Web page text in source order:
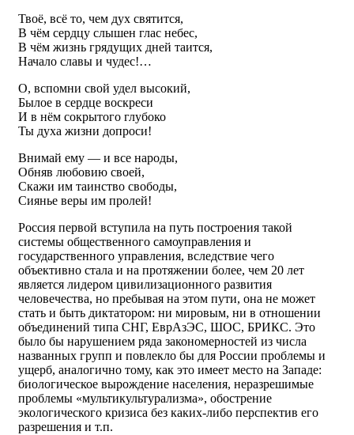
Твоё, всё то, чем дух святится,
В чём сердцу слышен глас небес,
В чём жизнь грядущих дней таится,
Начало славы и чудес!…
О, вспомни свой удел высокий,
Былое в сердце воскреси
И в нём сокрытого глубоко
Ты духа жизни допроси!
Внимай ему — и все народы,
Обняв любовию своей,
Скажи им таинство свободы,
Сиянье веры им пролей!
Россия первой вступила на путь построения такой
системы общественного самоуправления и
государственного управления, вследствие чего
объективно стала и на протяжении более, чем 20 лет
является лидером цивилизационного развития
человечества, но пребывая на этом пути, она не может
стать и быть диктатором: ни мировым, ни в отношении
объединений типа СНГ, ЕврАзЭС, ШОС, БРИКС. Это
было бы нарушением ряда закономерностей из числа
названных групп и повлекло бы для России проблемы и
ущерб, аналогично тому, как это имеет место на Западе:
биологическое вырождение населения, неразрешимые
проблемы «мультикультурализма», обострение
экологического кризиса без каких-либо перспектив его
разрешения и т.п.